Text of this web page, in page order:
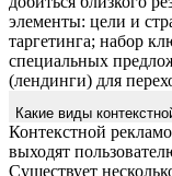
элементы: цели и
таргетинга; набор
специальных
(лендинги) для
Какие виды
Контекстной
выходят
Существует